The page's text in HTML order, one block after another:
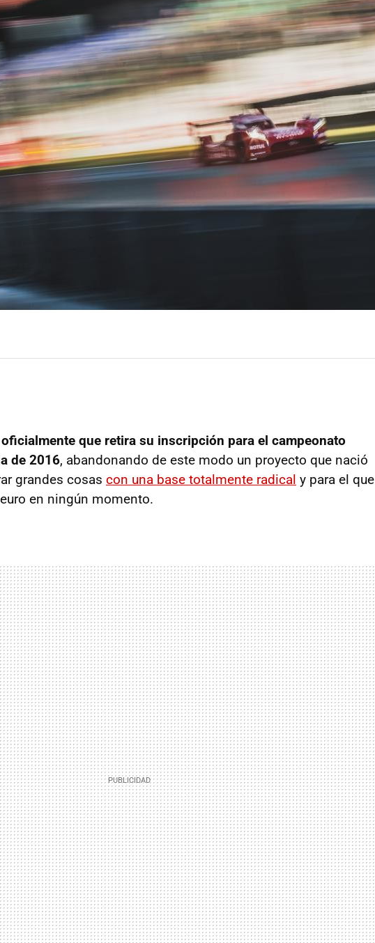
que retira su inscripción para el campeonato
de 2016, abandonando de este modo un proyecto que nació
grandes cosas con una base totalmente radical y para el que
en ningún momento.